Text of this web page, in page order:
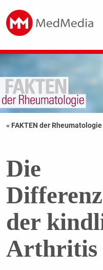
« FAKTEN der Rheumatologie
Die
der
Arthritis